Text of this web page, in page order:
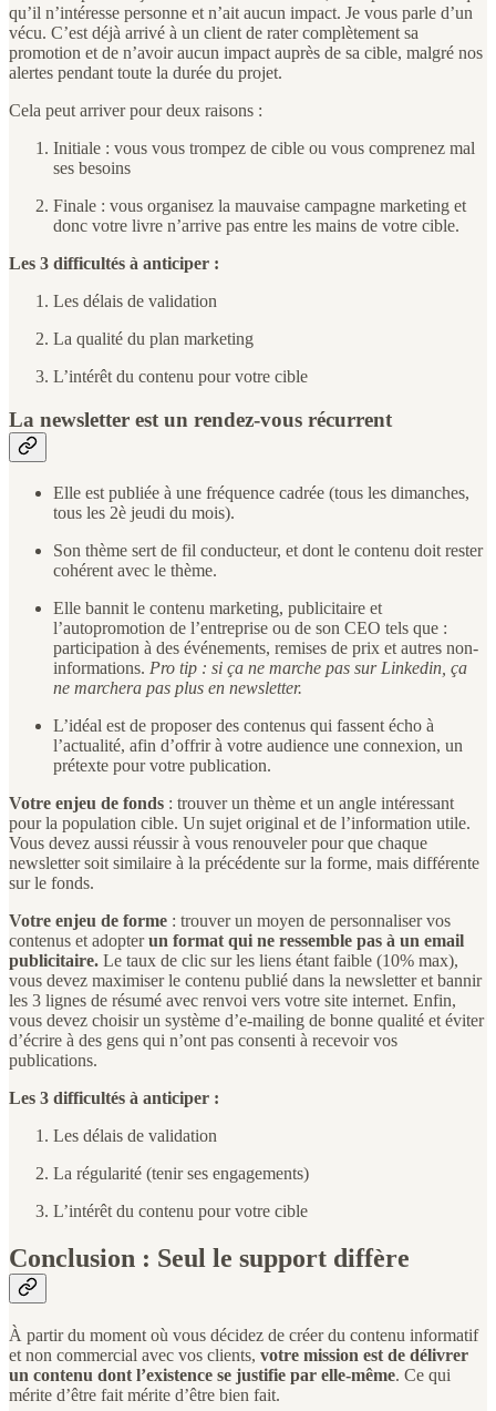
qu’il n’intéresse personne et n’ait aucun impact. Je vous parle d’un
vécu. C’est déjà arrivé à un client de rater complètement sa
promotion et de n’avoir aucun impact auprès de sa cible, malgré nos
alertes pendant toute la durée du projet.
Cela peut arriver pour deux raisons :
Initiale : vous vous trompez de cible ou vous comprenez mal
ses besoins
Finale : vous organisez la mauvaise campagne marketing et
donc votre livre n’arrive pas entre les mains de votre cible.
Les 3 difficultés à anticiper :
Les délais de validation
La qualité du plan marketing
L’intérêt du contenu pour votre cible
La newsletter est un rendez-vous récurrent
Elle est publiée à une fréquence cadrée (tous les dimanches,
tous les 2è jeudi du mois).
Son thème sert de fil conducteur, et dont le contenu doit rester
cohérent avec le thème.
Elle bannit le contenu marketing, publicitaire et
l’autopromotion de l’entreprise ou de son CEO tels que :
participation à des événements, remises de prix et autres non-
informations. Pro tip : si ça ne marche pas sur Linkedin, ça
ne marchera pas plus en newsletter.
L’idéal est de proposer des contenus qui fassent écho à
l’actualité, afin d’offrir à votre audience une connexion, un
prétexte pour votre publication.
Votre enjeu de fonds : trouver un thème et un angle intéressant
pour la population cible. Un sujet original et de l’information utile.
Vous devez aussi réussir à vous renouveler pour que chaque
newsletter soit similaire à la précédente sur la forme, mais différente
sur le fonds.
Votre enjeu de forme : trouver un moyen de personnaliser vos
contenus et adopterun format qui ne ressemble pas à un email
publicitaire. Le taux de clic sur les liens étant faible (10% max),
vous devez maximiser le contenu publié dans la newsletter et bannir
les 3 lignes de résumé avec renvoi vers votre site internet. Enfin,
vous devez choisir un système d’e-mailing de bonne qualité et éviter
d’écrire à des gens qui n’ont pas consenti à recevoir vos
publications.
Les 3 difficultés à anticiper :
Les délais de validation
La régularité (tenir ses engagements)
L’intérêt du contenu pour votre cible
Conclusion : Seul le support diffère
À partir du moment où vous décidez de créer du contenu informatif
et non commercial avec vos clients, votre mission est de délivrer
un contenu dont l’existence se justifie par elle-même. Ce qui
mérite d’être fait mérite d’être bien fait.